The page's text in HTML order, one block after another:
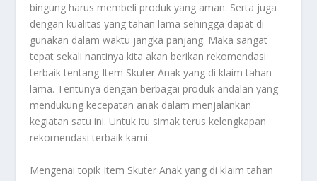
bingung harus membeli produk yang aman. Serta juga
dengan kualitas yang tahan lama sehingga dapat di
gunakan dalam waktu jangka panjang. Maka sangat
tepat sekali nantinya kita akan berikan rekomendasi
terbaik tentang Item Skuter Anak yang di klaim tahan
lama. Tentunya dengan berbagai produk andalan yang
mendukung kecepatan anak dalam menjalankan
kegiatan satu ini. Untuk itu simak terus kelengkapan
rekomendasi terbaik kami.
Mengenai topik Item Skuter Anak yang di klaim tahan